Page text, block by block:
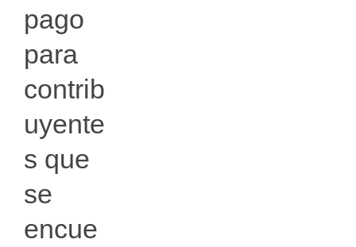
pago
para
contrib
uyente
s que
se
encue